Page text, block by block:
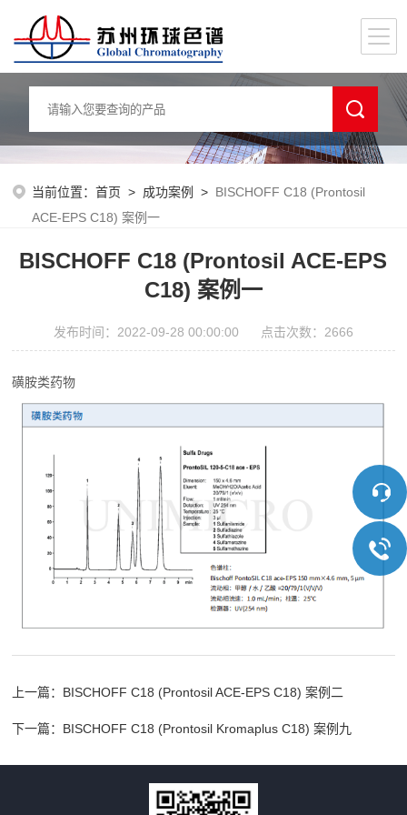
当前位置：首页 > 成功案例 > BISCHOFF C18 (Prontosil
ACE-EPS C18) 案例一
BISCHOFF C18 (Prontosil ACE-EPS
C18) 案例一
发布时间：2022-09-28 00:00:00 点击次数：2666
磺胺类药物
上一篇： BISCHOFF C18 (Prontosil ACE-EPS C18) 案例二
下一篇： BISCHOFF C18 (Prontosil Kromaplus C18) 案例九